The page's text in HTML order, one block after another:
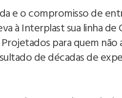
e o compromisso de
à Interplast sua linha de
para quem não
de décadas de